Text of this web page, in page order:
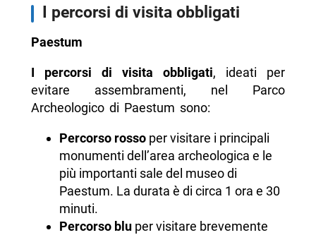
I percorsi di visita obbligati
Paestum
I percorsi di visita obbligati, ideati per
evitare assembramenti, nel Parco
Archeologico di Paestum sono:
Percorso rossoper visitare i principali
monumenti dell’area archeologica e le
più importanti sale del museo di
Paestum. La durata è di circa 1 ora e 30
minuti.
Percorso bluper visitare brevemente